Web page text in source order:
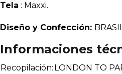
Tela : Maxxi.
Diseño y Confección:
Informaciones
Recopilación: LONDON TO